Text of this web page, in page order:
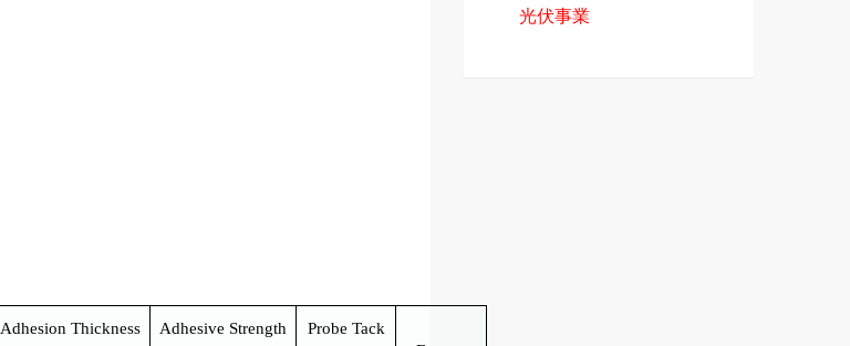
Adhesion Thickness Adhesive Strength
Probe Tack
光伏事業